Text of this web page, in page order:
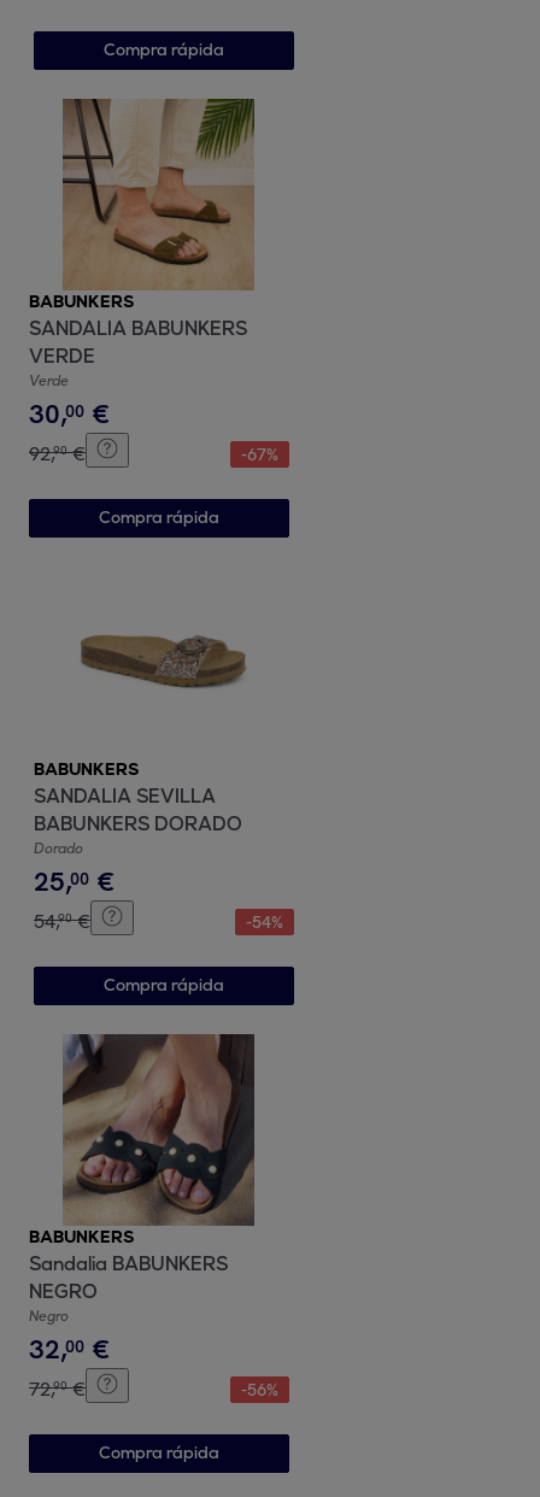
Compra rápida
BABUNKERS
SANDALIA BABUNKERS
VERDE
Verde
30,00 €
92,90 € -67%
Compra rápida
BABUNKERS
SANDALIA SEVILLA
BABUNKERS DORADO
Dorado
25,00 €
54,90 € -54%
Compra rápida
BABUNKERS
Sandalia BABUNKERS
NEGRO
Negro
32,00 €
72,90 € -56%
Compra rápida